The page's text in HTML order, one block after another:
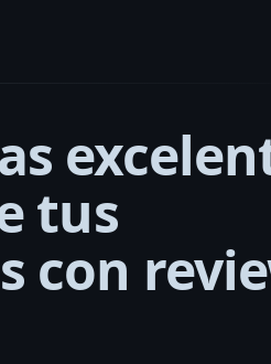
tus
con